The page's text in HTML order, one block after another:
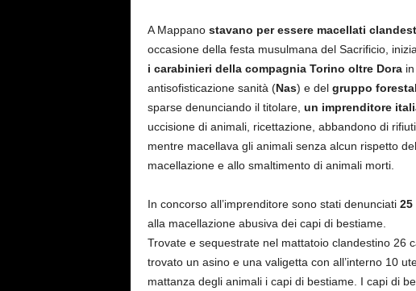
A Mappano stavano per essere macellati
occasione della festa musulmana del Sacrificio,
i carabinieri della compagnia Torino oltre Dora
antisofisticazione sanità (Nas) e del gruppo
sparse denunciando il titolare, un imprenditore
uccisione di animali, ricettazione, abbandono di
mentre macellava gli animali senza alcun rispetto
macellazione e allo smaltimento di animali morti.
In concorso all’imprenditore sono stati denunciati 25
alla macellazione abusiva dei capi di bestiame.
Trovate e sequestrate nel mattatoio clandestino 26
trovato un asino e una valigetta con all’interno 10
mattanza degli animali i capi di bestiame. I capi di